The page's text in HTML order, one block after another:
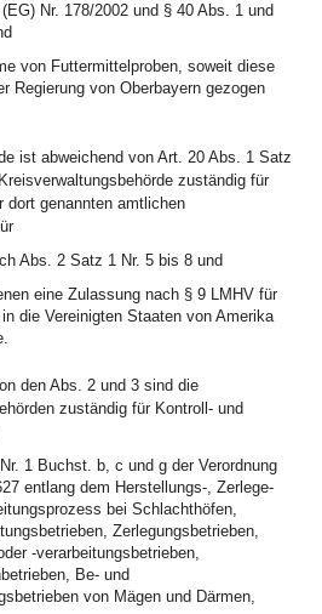
Nr. 178/2002 und § 40 Abs. 1 und
von Futtermittelproben, soweit diese
Regierung von Oberbayern gezogen
ist abweichend von Art. 20 Abs. 1 Satz
zuständig für
dort genannten amtlichen
Abs. 2 Satz 1 Nr. 5 bis 8 und
eine Zulassung nach § 9 LMHV für
die Vereinigten Staaten von Amerika
den Abs. 2 und 3 sind die
zuständig für Kontroll- und
1 Buchst. b, c und g der Verordnung
entlang dem Herstellungs-, Zerlege-
bei Schlachthöfen,
Zerlegungsbetrieben,
-verarbeitungsbetrieben,
Be- und
von Mägen und Därmen,